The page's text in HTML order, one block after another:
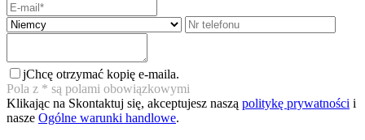
jChcę otrzymać kopię e-maila.
Pola z * są polami obowiązkowymi
Klikając na Skontaktuj się, akceptujesz naszą politykę prywatności i
nasze Ogólne warunki handlowe.